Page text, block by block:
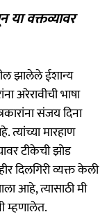
या वक्तव्यावर
झालेले ईशान्य
अरेरावीची भाषा
संजय दिना
त्यांच्या मारहाण
टीकेची झोड
दिलगिरी व्यक्त केली
आहे, त्यासाठी मी
म्हणालेत.